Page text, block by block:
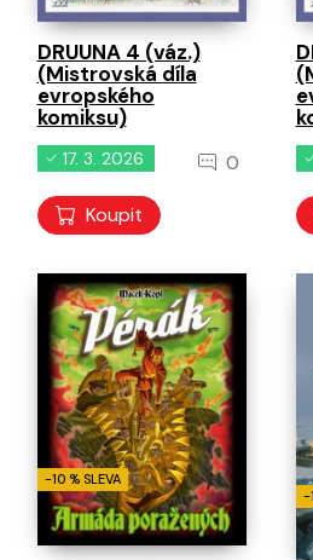
DRUUNA 4 (váz.)
(Mistrovská díla
evropského
komiksu)
17. 3. 2026 0
Koupit
-10 % SLEVA
-